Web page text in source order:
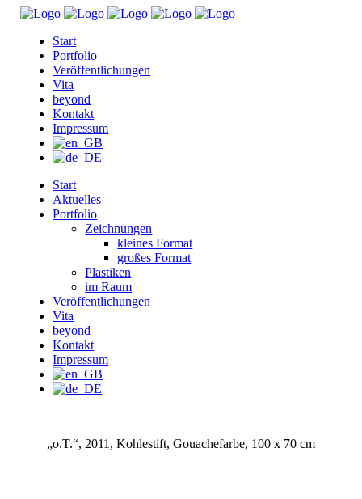
Start
Portfolio
Veröffentlichungen
Vita
beyond
Kontakt
Impressum
Start
Aktuelles
Portfolio
Zeichnungen
kleines Format
großes Format
Plastiken
im Raum
Veröffentlichungen
Vita
beyond
Kontakt
Impressum
„o.T.“, 2011, Kohlestift, Gouachefarbe, 100 x 70 cm